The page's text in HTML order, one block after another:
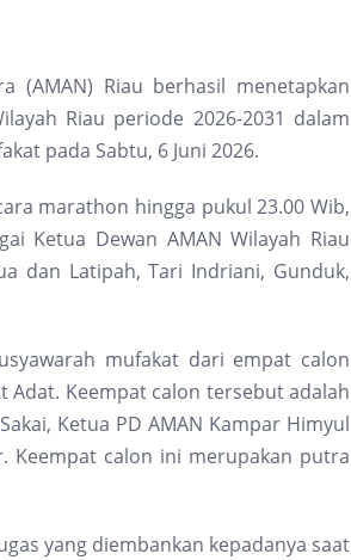
(AMAN) Riau berhasil menetapkan
Riau periode 2026-2031 dalam
pada Sabtu, 6 Juni 2026.
marathon hingga pukul 23.00 Wib,
Ketua Dewan AMAN Wilayah Riau
dan Latipah, Tari Indriani, Gunduk,
mufakat dari empat calon
Adat. Keempat calon tersebut adalah
Ketua PD AMAN Kampar Himyul
Keempat calon ini merupakan putra
yang diembankan kepadanya saat